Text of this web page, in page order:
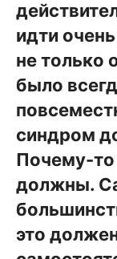
идти
не только
было
синдром
Почему-
должны.
это